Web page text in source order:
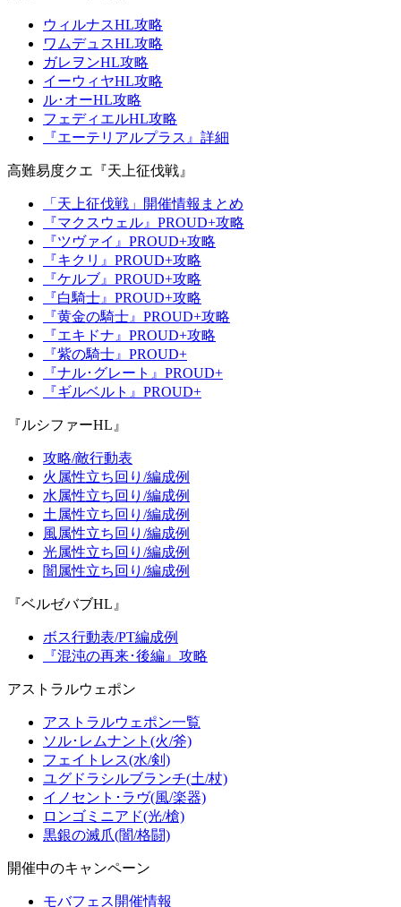
ウィルナスHL攻略
ワムデュスHL攻略
ガレヲンHL攻略
イーウィヤHL攻略
ル･オーHL攻略
フェディエルHL攻略
『エーテリアルプラス』詳細
高難易度クエ『天上征伐戦』
「天上征伐戦」開催情報まとめ
『マクスウェル』PROUD+攻略
『ツヴァイ』PROUD+攻略
『キクリ』PROUD+攻略
『ケルブ』PROUD+攻略
『白騎士』PROUD+攻略
『黄金の騎士』PROUD+攻略
『エキドナ』PROUD+攻略
『紫の騎士』PROUD+
『ナル･グレート』PROUD+
『ギルベルト』PROUD+
『ルシファーHL』
攻略/敵行動表
火属性立ち回り/編成例
水属性立ち回り/編成例
土属性立ち回り/編成例
風属性立ち回り/編成例
光属性立ち回り/編成例
闇属性立ち回り/編成例
『ベルゼバブHL』
ボス行動表/PT編成例
『混沌の再来･後編』攻略
アストラルウェポン
アストラルウェポン一覧
ソル･レムナント(火/斧)
フェイトレス(水/剣)
ユグドラシルブランチ(土/杖)
イノセント･ラヴ(風/楽器)
ロンゴミニアド(光/槍)
黒銀の滅爪(闇/格闘)
開催中のキャンペーン
モバフェス開催情報